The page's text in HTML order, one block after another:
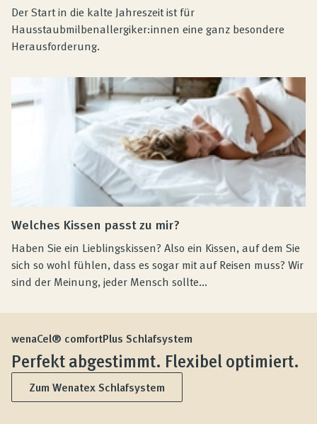
Der Start in die kalte Jahreszeit ist für
Hausstaubmilbenallergiker:innen eine ganz besondere
Herausforderung.
Welches Kissen passt zu mir?
Haben Sie ein Lieblingskissen? Also ein Kissen, auf dem Sie
sich so wohl fühlen, dass es sogar mit auf Reisen muss? Wir
sind der Meinung, jeder Mensch sollte...
wenaCel® comfortPlus Schlafsystem
Perfekt abgestimmt. Flexibel optimiert.
Zum Wenatex Schlafsystem